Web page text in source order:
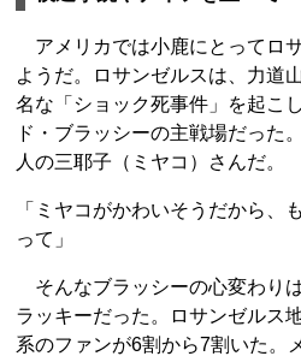
アメリカでは小鹿にとってロ
ようだ。ロサンゼルスは、力道
名な「ショック死事件」を起こ
ド・ブラッシーの主戦場だった
人の三耶子（ミヤコ）さんだ。
「ミヤコがかわいそうだから、
って」
そんなブラッシーの心変わり
ラッキーだった。ロサンゼルス
系のファンが6割から7割いた。